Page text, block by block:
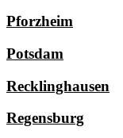
Pforzheim
Potsdam
Recklinghausen
Regensburg